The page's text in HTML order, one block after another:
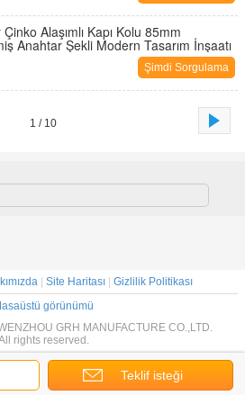
Çinko Alaşımlı Kapı Kolu 85mm
Anahtar Şekli Modern Tasarım İnşaatı
Şimdi Sorgulama
1 / 10
Teklif isteği
Site Haritası
Gizlilik Politikası
görünümü
GRH MANUFACTURE CO.,LTD.
rights reserved.